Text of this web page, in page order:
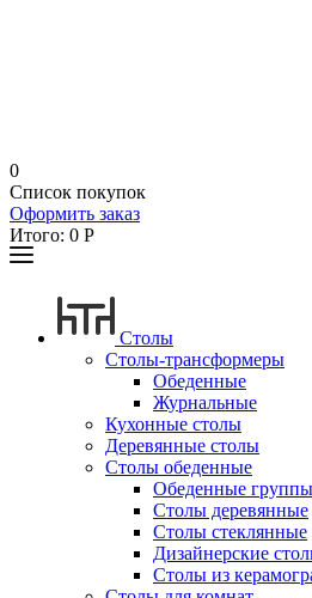
0
Список покупок
Оформить заказ
Итого: 0 Р
Столы
Столы-трансформеры
Обеденные
Журнальные
Кухонные столы
Деревянные столы
Столы обеденные
Обеденные группы
Столы деревянные
Столы стеклянные
Дизайнерские
Столы из